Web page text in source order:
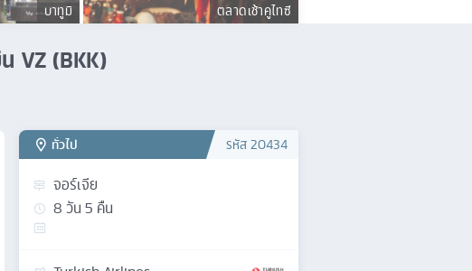
บาทูมิ ตลาดเช้าคูไทซี
VZ (BKK)
ทั่วไป รหัส20434
จอร์เจีย
8วัน5 คืน